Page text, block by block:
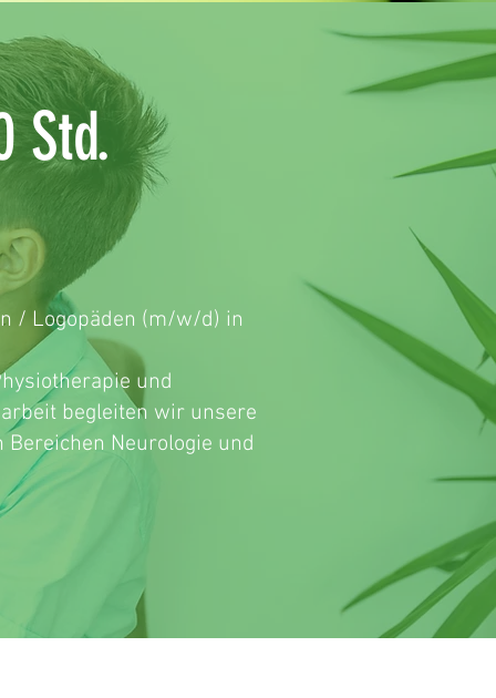
Std.
/ Logopäden (m/w/d) in
und
begleiten wir unsere
Neurologie und